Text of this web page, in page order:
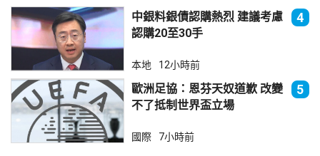
中銀料銀債認購熱烈 建議考慮
認購20至30手
4
本地 12小時前
歐洲足協：恩芬天奴道歉 改變
不了抵制世界盃立場
5
國際 7小時前